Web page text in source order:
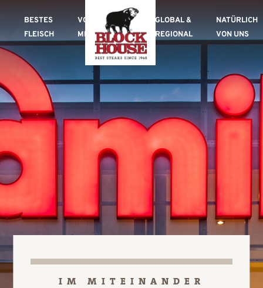
BESTES
FLEISCH
VON
MEISTERHAND
GLOBAL &
REGIONAL
NATÜRLICH
VON UNS
IM MITEINANDER